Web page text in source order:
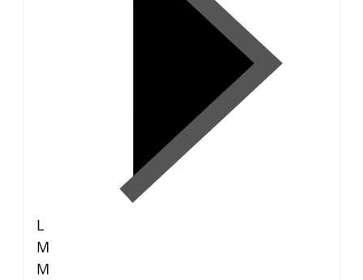
L
M
M